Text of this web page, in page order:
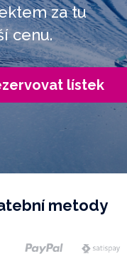
za tu
cenu.
lístek
metody